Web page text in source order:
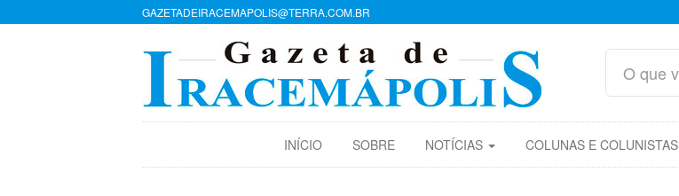
GAZETADEIRACEMAPOLIS@TERRA.COM.BR
INÍCIO SOBRE NOTÍCIAS COLUNAS E COLUNISTAS